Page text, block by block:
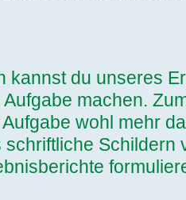
kannst du unseres
machen.
wohl mehr
schriftliche Schildern